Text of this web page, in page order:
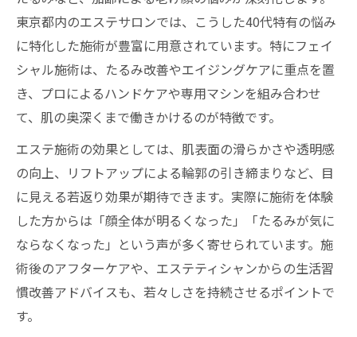
東京都内のエステサロンでは、こうした40代特有の悩み
に特化した施術が豊富に用意されています。特にフェイ
シャル施術は、たるみ改善やエイジングケアに重点を置
き、プロによるハンドケアや専用マシンを組み合わせ
て、肌の奥深くまで働きかけるのが特徴です。
エステ施術の効果としては、肌表面の滑らかさや透明感
の向上、リフトアップによる輪郭の引き締まりなど、目
に見える若返り効果が期待できます。実際に施術を体験
した方からは「顔全体が明るくなった」「たるみが気に
ならなくなった」という声が多く寄せられています。施
術後のアフターケアや、エステティシャンからの生活習
慣改善アドバイスも、若々しさを持続させるポイントで
す。